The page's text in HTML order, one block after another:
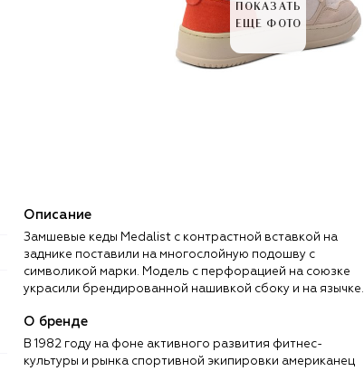
ПОКАЗАТЬ
ЕЩЕ ФОТО
Описание
Замшевые кеды Medalist с контрастной вставкой на
заднике поставили на многослойную подошву с
символикой марки. Модель с перфорацией на союзке
украсили брендированной нашивкой сбоку и на язычке.
О бренде
В 1982 году на фоне активного развития фитнес-
культуры и рынка спортивной экипировки американец